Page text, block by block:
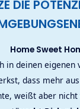
DIE
Home Sweet
in deinen eigenen
dass mehr
weißt aber nicht